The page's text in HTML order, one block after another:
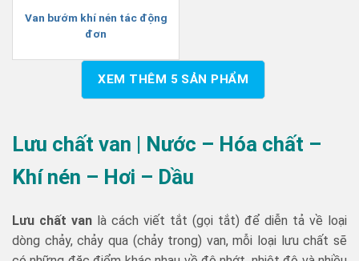
Van bướm khí nén tác động
đơn
XEM THÊM 5SẢN PHẨM
Lưu chất van | Nước – Hóa chất –
Khí nén – Hơi – Dầu
Lưu chất van là cách viết tắt (gọi tắt) để diễn tả về loại
dòng chảy, chảy qua (chảy trong) van, mỗi loại lưu chất sẽ